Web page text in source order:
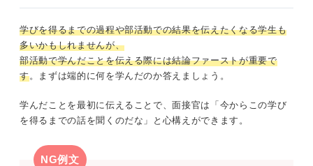
学びを得るまでの過程や部活動での結果を伝えたくなる学生も
多いかもしれませんが、
部活動で学んだことを伝える際には結論ファーストが重要で
す。まずは端的に何を学んだのか答えましょう。
学んだことを最初に伝えることで、面接官は「今からこの学び
を得るまでの話を聞くのだな」と心構えができます。
NG例文